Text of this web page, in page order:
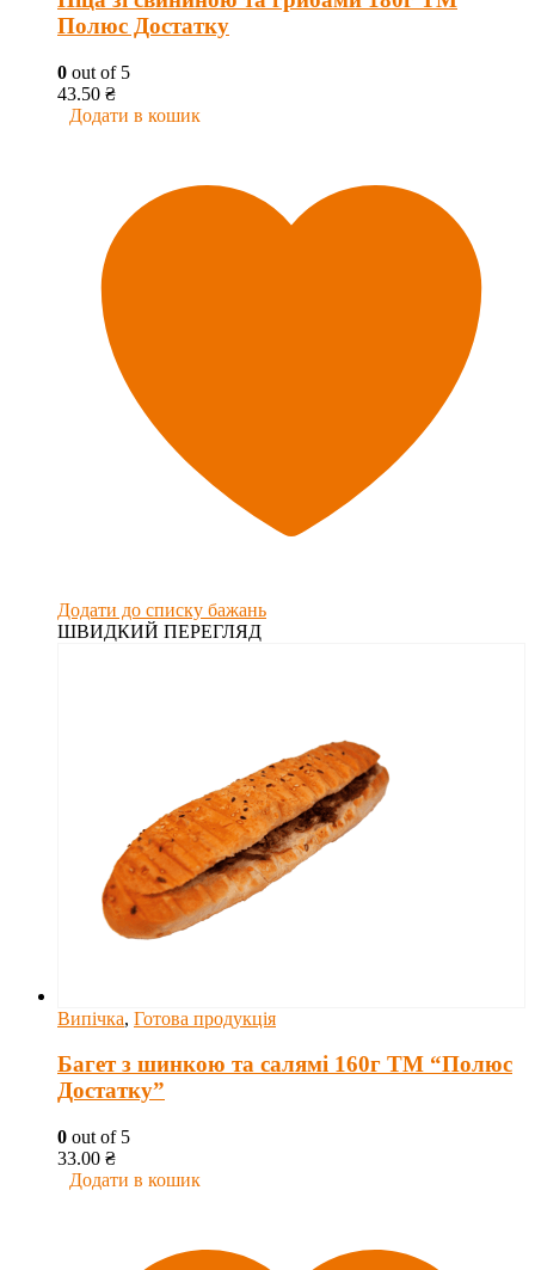
Полюс Достатку
0 out of 5
43.50 ₴
Додати в кошик
Додати до списку бажань
ШВИДКИЙ ПЕРЕГЛЯД
Випічка, Готова продукція
Багет з шинкою та салямі 160г ТМ “Полюс
Достатку”
0 out of 5
33.00 ₴
Додати в кошик